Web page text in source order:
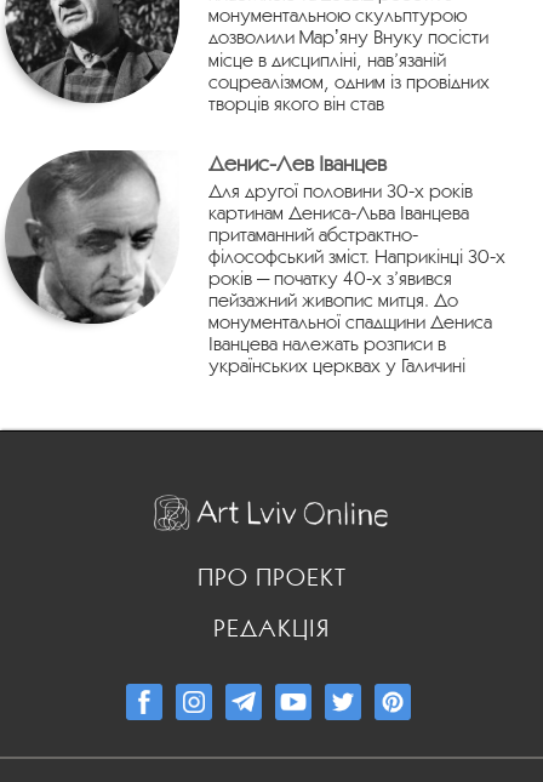
монументальною скульптурою
дозволили Марʼяну Внуку посісти
місце в дисципліні, нав’язаній
соцреалізмом, одним із провідних
творців якого він став
Денис-Лев Іванцев
Для другої половини 30-х років
картинам Дениса-Льва Іванцева
притаманний абстрактно-
філософський зміст. Наприкінці 30-х
років — початку 40-х з’явився
пейзажний живопис митця. До
монументальної спадщини Дениса
Іванцева належать розписи в
українських церквах у Галичині
ПРО ПРОЕКТ
РЕДАКЦІЯ